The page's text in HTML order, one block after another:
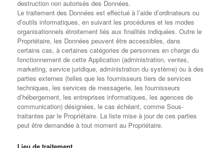
destruction non autorisés des Données.
Le traitement des Données est effectué à l’aide d’ordinateurs ou
d’outils informatiques, en suivant les procédures et les modes
organisationnels étroitement liés aux finalités indiquées. Outre le
Propriétaire, les Données peuvent être accessibles, dans
certains cas, à certaines catégories de personnes en charge du
fonctionnement de cette Application (administration, ventes,
marketing, service juridique, administration du système) ou à des
parties externes (telles que les fournisseurs tiers de services
techniques, les services de messagerie, les fournisseurs
d’hébergement, les entreprises informatiques, les agences de
communication) désignées, le cas échéant, comme Sous-
traitantes par le Propriétaire. La liste mise à jour de ces parties
peut être demandée à tout moment au Propriétaire.